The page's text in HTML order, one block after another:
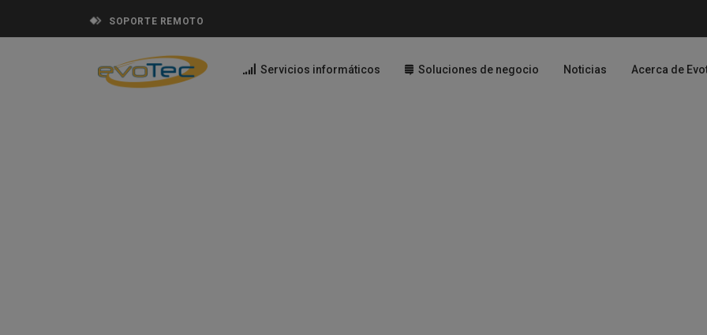
SOPORTE REMOTO
Servicios informáticos Soluciones de negocio Noticias Acerca de